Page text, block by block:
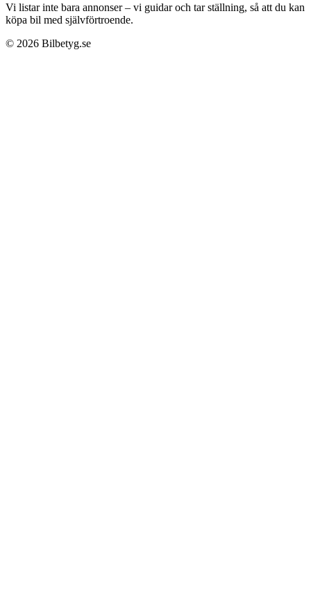
Vi listar inte bara annonser – vi guidar och tar ställning, så att du kan
köpa bil med självförtroende.
© 2026 Bilbetyg.se